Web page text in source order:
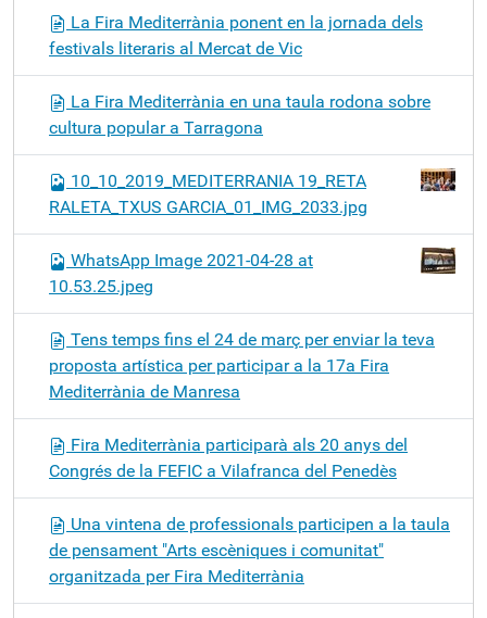
La Fira Mediterrània ponent en la jornada dels
festivals literaris al Mercat de Vic
La Fira Mediterrània en una taula rodona sobre
cultura popular a Tarragona
10_10_2019_MEDITERRANIA 19_RETA
RALETA_TXUS GARCIA_01_IMG_2033.jpg
WhatsApp Image 2021-04-28 at
10.53.25.jpeg
Tens temps fins el 24 de març per enviar la teva
proposta artística per participar a la 17a Fira
Mediterrània de Manresa
Fira Mediterrània participarà als 20 anys del
Congrés de la FEFIC a Vilafranca del Penedès
Una vintena de professionals participen a la taula
de pensament "Arts escèniques i comunitat"
organitzada per Fira Mediterrània